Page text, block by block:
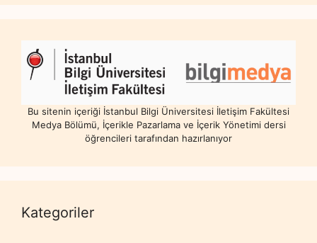
Bu sitenin içeriği İstanbul Bilgi Üniversitesi İletişim Fakültesi
Medya Bölümü, İçerikle Pazarlama ve İçerik Yönetimi dersi
öğrencileri tarafından hazırlanıyor
Kategoriler